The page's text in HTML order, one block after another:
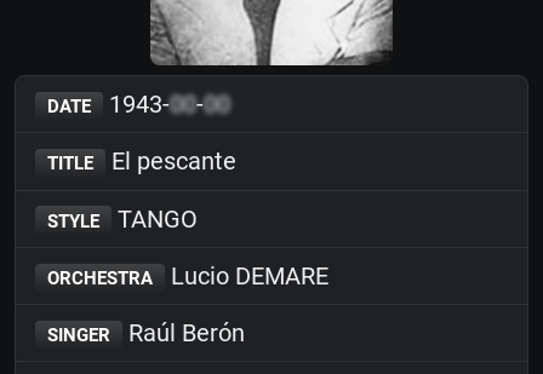
DATE 1943-00-00
TITLE El pescante
STYLE TANGO
ORCHESTRA Lucio DEMARE
SINGER Raúl Berón